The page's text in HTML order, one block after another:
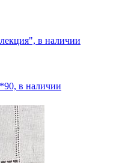
в наличии
в наличии